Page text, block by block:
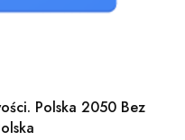
Polska 2050 Bez